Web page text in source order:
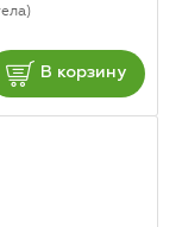
В корзину